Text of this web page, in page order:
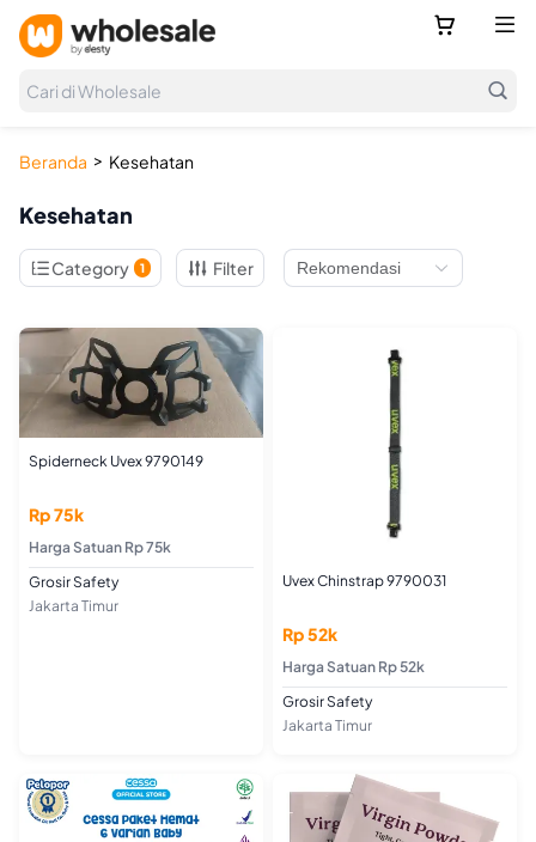
 
Cari di Wholesale 
Beranda > Kesehatan
Kesehatan
Category 1 Filter
Spiderneck Uvex 9790149
Rp 75k
Harga Satuan Rp 75k
Grosir Safety
Jakarta Timur
Uvex Chinstrap 9790031
Rp 52k
Harga Satuan Rp 52k
Grosir Safety
Jakarta Timur